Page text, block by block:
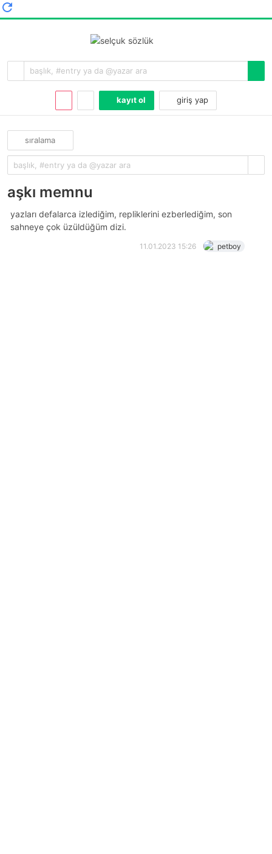
kayıt ol giriş yap
sıralama
aşkı memnu
yazları defalarca izlediğim, repliklerini ezberlediğim, son
sahneye çok üzüldüğüm dizi.
11.01.2023 15:26 petboy